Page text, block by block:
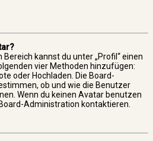
kannst du unter „Profil“ einen
vier Methoden hinzufügen:
oder Hochladen. Die Board-
ob und wie die Benutzer
Wenn du keinen Avatar benutzen
Administration kontaktieren.